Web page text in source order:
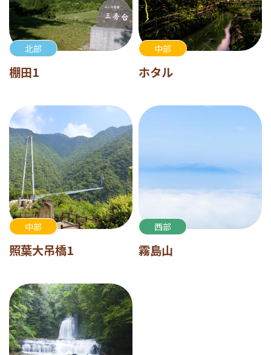
北部
棚田1
中部
ホタル
中部
照葉大吊橋1
西部
霧島山